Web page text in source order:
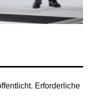
Erforderliche